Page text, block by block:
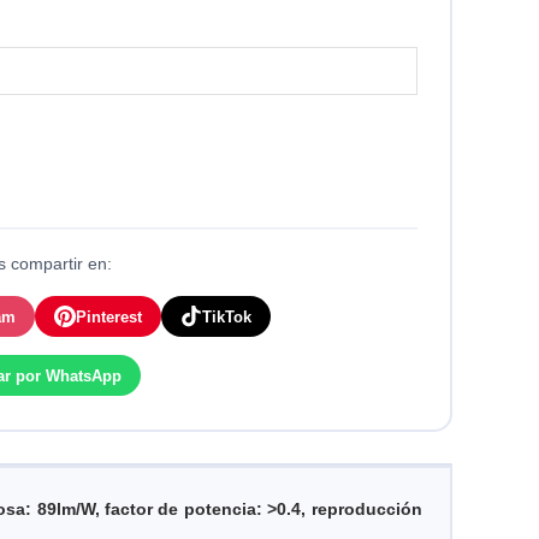
compartir en:
Pinterest TikTok
por WhatsApp
89lm/W, factor de potencia: >0.4, reproducción